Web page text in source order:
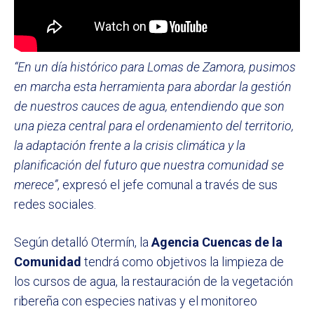
“En un día histórico para Lomas de Zamora, pusimos
en marcha esta herramienta para abordar la gestión
de nuestros cauces de agua, entendiendo que son
una pieza central para el ordenamiento del territorio,
la adaptación frente a la crisis climática y la
planificación del futuro que nuestra comunidad se
merece”, expresó el jefe comunal a través de sus
redes sociales.
Según detalló Otermín, la Agencia Cuencas de la
Comunidad tendrá como objetivos la limpieza de
los cursos de agua, la restauración de la vegetación
ribereña con especies nativas y el monitoreo